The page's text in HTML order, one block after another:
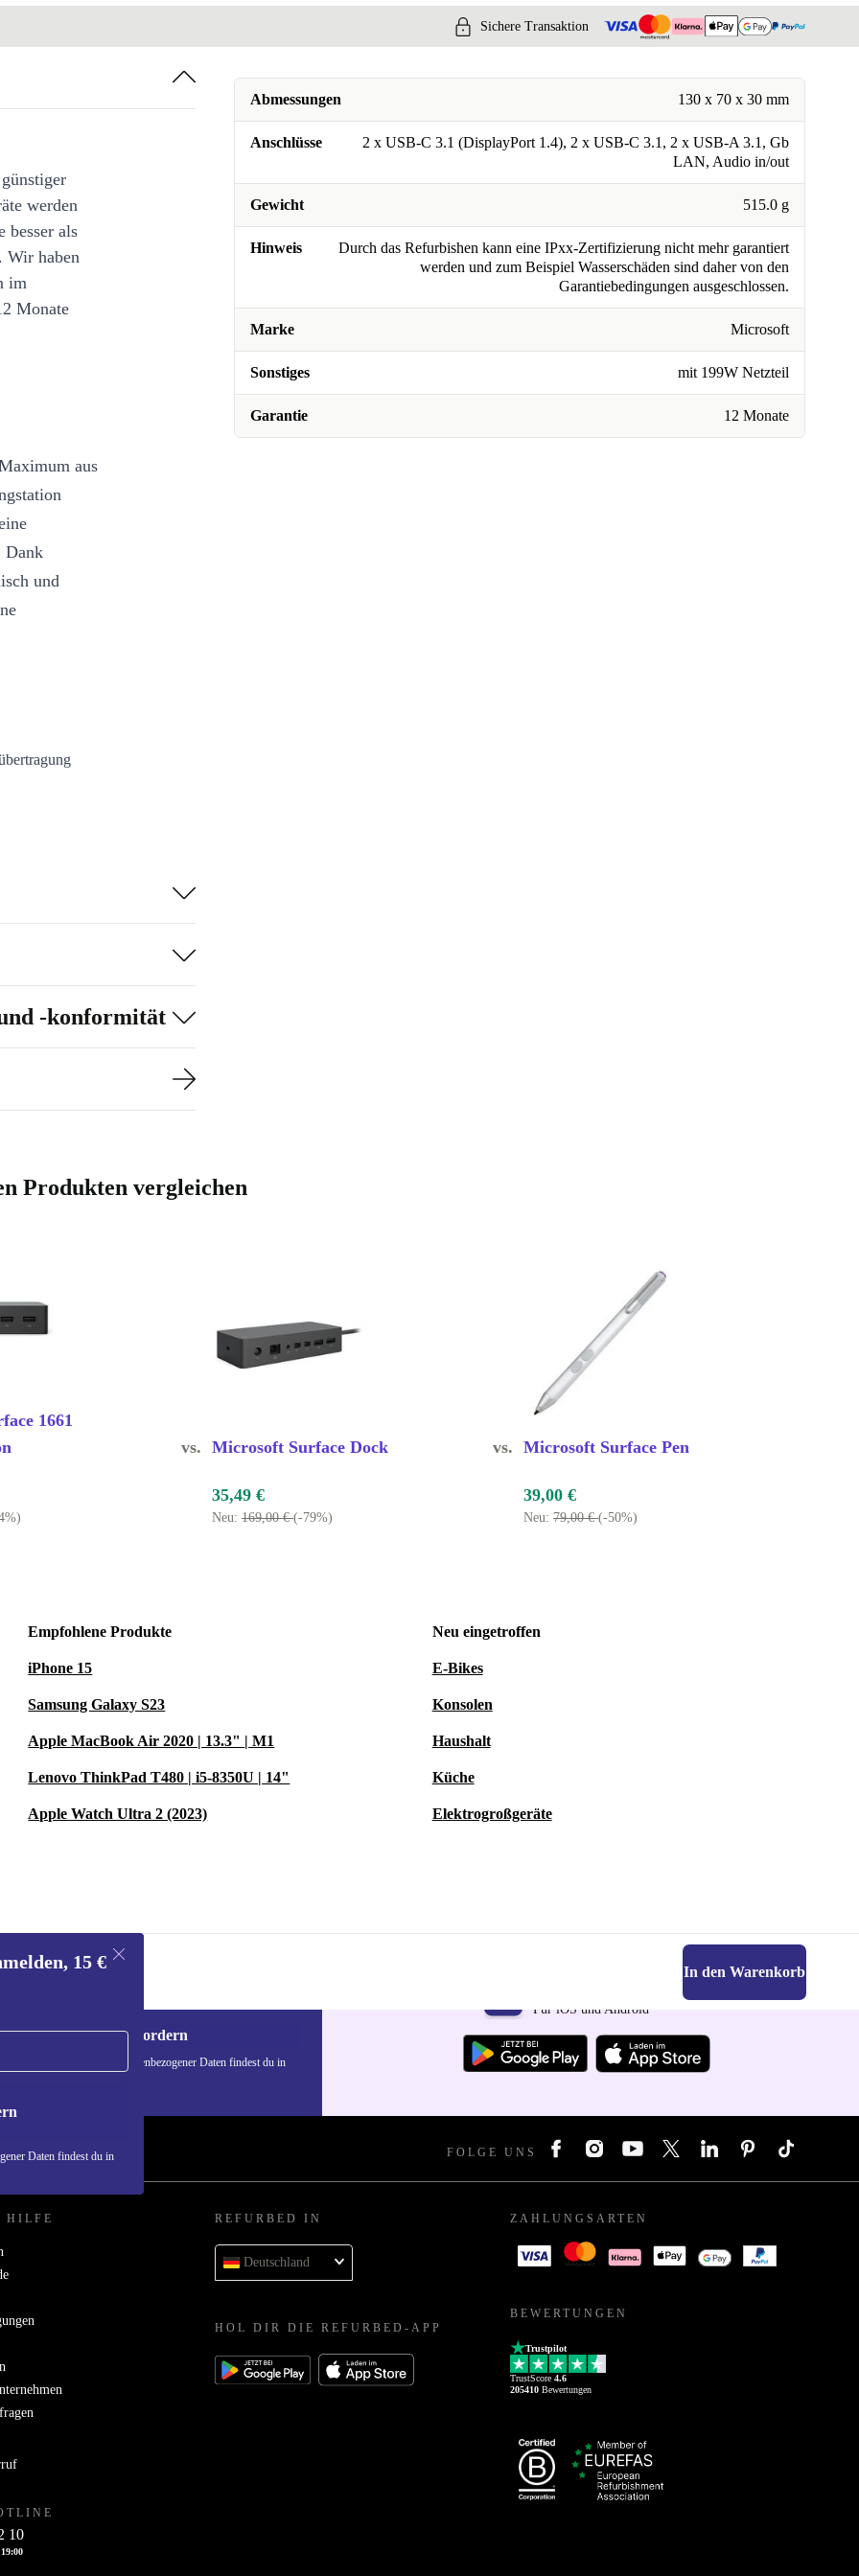
Sichere Transaktion
Abmessungen 130 x 70 x 30 mm
Anschlüsse
2 x USB-C 3.1 (DisplayPort 1.4), 2 x USB-C 3.1, 2 x USB-A 3.1, Gb
LAN, Audio in/out
Gewicht 515.0 g
Hinweis
Durch das Refurbishen kann eine IPxx-Zertifizierung nicht mehr garantiert
werden und zum Beispiel Wasserschäden sind daher von den
Garantiebedingungen ausgeschlossen.
Marke Microsoft
Sonstiges mit 199W Netzteil
Garantie 12 Monate
werden
besser als
Wir haben
im
Monate
aus
Dank
und
515 g – passt
Umwelt 🌱
Ja, die
Prüfe
kannst
du
-konformität
Produkten vergleichen
1661
vs. Microsoft Surface Dock vs. Microsoft Surface Pen
35,49 €
Neu: 169,00 €(-79%)
39,00 €
Neu: 79,00 €(-50%)
Empfohlene Produkte
iPhone 15
Samsung Galaxy S23
Apple MacBook Air 2020 | 13.3" | M1
Lenovo ThinkPad T480 | i5-8350U | 14"
Apple Watch Ultra 2 (2023)
Neu eingetroffen
E-Bikes
Konsolen
Haushalt
Küche
Elektrogroßgeräte
In den Warenkorb
15 €
Daten findest du in
Gutschein anfordern
über die Verwendung personenbezogener Daten findest du in
Für iOS und Android
FOLGE UNS
HILFE
10
REFURBED IN
Deutschland
HOL DIR DIE REFURBED-APP
ZAHLUNGSARTEN
BEWERTUNGEN
Trustpilot
TrustScore 4.6
205410 Bewertungen